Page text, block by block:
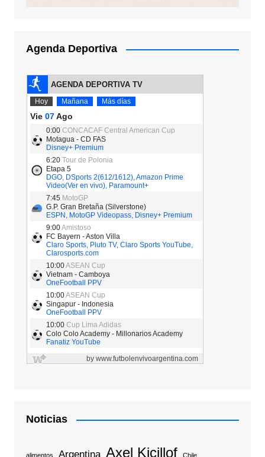
Agenda Deportiva
Noticias
alimentos Argentina Axel Kicillof Chile